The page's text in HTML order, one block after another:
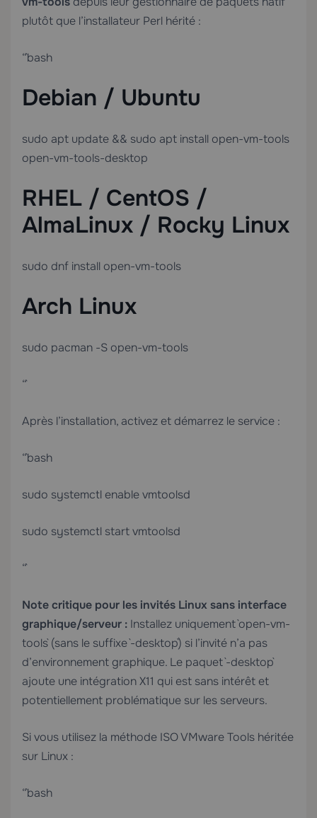
plutôt que l’installateur Perl hérité :
“`bash
Debian / Ubuntu
sudo apt update && sudo apt install open-vm-tools
open-vm-tools-desktop
RHEL / CentOS /
AlmaLinux / Rocky Linux
sudo dnf install open-vm-tools
Arch Linux
sudo pacman -S open-vm-tools
“`
Après l’installation, activez et démarrez le service :
“`bash
sudo systemctl enable vmtoolsd
sudo systemctl start vmtoolsd
“`
Note critique pour les invités Linux sans interface
graphique/serveur : Installez uniquement `open-vm-
tools` (sans le suffixe `-desktop`) si l’invité n’a pas
d’environnement graphique. Le paquet `-desktop`
ajoute une intégration X11 qui est sans intérêt et
potentiellement problématique sur les serveurs.
Si vous utilisez la méthode ISO VMware Tools héritée
sur Linux :
“`bash